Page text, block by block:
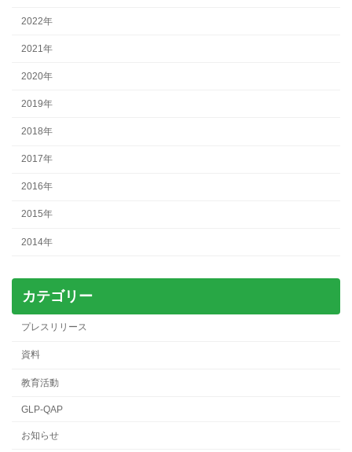
2022年
2021年
2020年
2019年
2018年
2017年
2016年
2015年
2014年
カテゴリー
プレスリリース
資料
教育活動
GLP-QAP
お知らせ